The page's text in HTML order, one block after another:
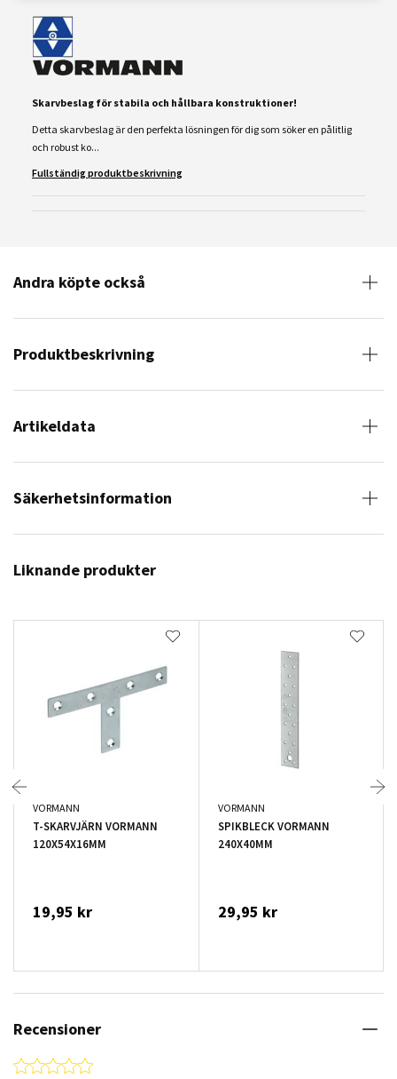
Skarvbeslag för stabila och hållbara konstruktioner!
Detta skarvbeslag är den perfekta lösningen för dig som söker en pålitlig
och robust ko...
Fullständig produktbeskrivning
Andra köpte också
Produktbeskrivning
Artikeldata
Säkerhetsinformation
Liknande produkter
VORMANN
T-SKARVJÄRN VORMANN
120X54X16MM
19,95 kr
VORMANN
SPIKBLECK VORMANN
240X40MM
29,95 kr
Recensioner
0.0 star rating